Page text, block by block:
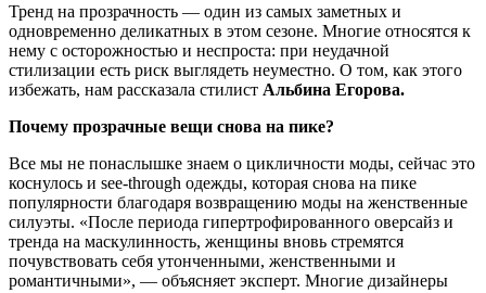
Тренд на прозрачность — один из самых заметных и
одновременно деликатных в этом сезоне. Многие относятся к
нему с осторожностью и неспроста: при неудачной
стилизации есть риск выглядеть неуместно. О том, как этого
избежать, нам рассказала стилист Альбина Егорова.
Почему прозрачные вещи снова на пике?
Все мы не понаслышке знаем о цикличности моды, сейчас это
коснулось и see-through одежды, которая снова на пике
популярности благодаря возвращению моды на женственные
силуэты. «После периода гипертрофированного оверсайз и
тренда на маскулинность, женщины вновь стремятся
почувствовать себя утонченными, женственными и
романтичными», — объясняет эксперт. Многие дизайнеры